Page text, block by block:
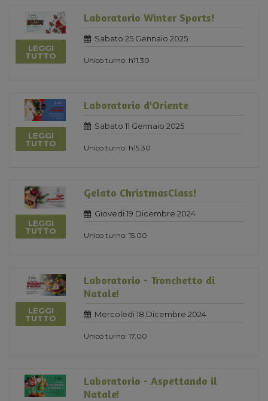
LEGGI
TUTTO
Laboratorio Winter Sports!
Sabato 25 Gennaio 2025
Unico turno: h11.30
LEGGI
TUTTO
Laboratorio d'Oriente
Sabato 11 Gennaio 2025
Unico turno: h15.30
LEGGI
TUTTO
Gelato ChristmasClass!
Giovedi 19 Dicembre 2024
Unico turno: 15.00
LEGGI
TUTTO
Laboratorio - Tronchetto di
Natale!
Mercoledi 18 Dicembre 2024
Unico turno: 17.00
Laboratorio - Aspettando il
Natale!